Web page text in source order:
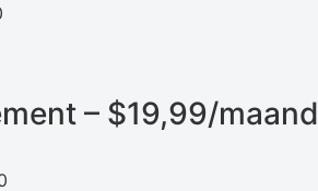
– ​​$19,99/maand